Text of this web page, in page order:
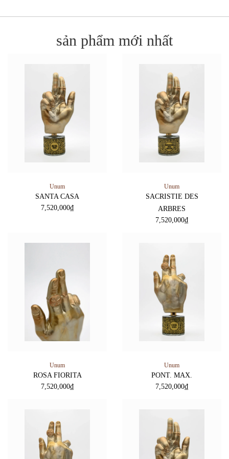
sản phẩm mới nhất
Unum
SANTA CASA
7,520,000₫
Unum
SACRISTIE DES
ARBRES
7,520,000₫
Unum
ROSA FIORITA
7,520,000₫
Unum
PONT. MAX.
7,520,000₫